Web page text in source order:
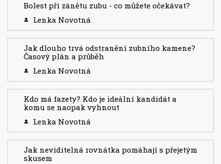
Bolest při zánětu zubu - co můžete očekávat?
Lenka Novotná
Jak dlouho trvá odstranění zubního kamene?
Časový plán a průběh
Lenka Novotná
Kdo má fazety? Kdo je ideální kandidát a
komu se naopak vyhnout
Lenka Novotná
Jak neviditelná rovnátka pomáhají s přejetým
skusem